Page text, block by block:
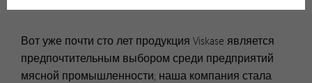
Вот уже почти сто лет продукция Viskase является
предпочтительным выбором среди предприятий
мясной промышленности; наша компания стала